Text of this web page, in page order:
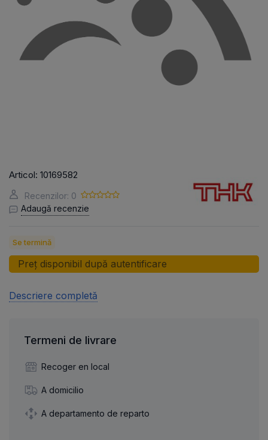
Articol: 10169582
Recenzilor: 0
Adaugă recenzie
Se termină
Preț disponibil după autentificare
Descriere completă
Termeni de livrare
Recoger en local
A domicilio
A departamento de reparto